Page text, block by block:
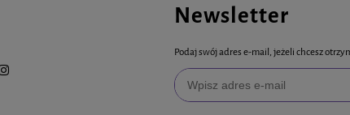
Newsletter
Podaj swój adres e-mail, jeżeli chcesz